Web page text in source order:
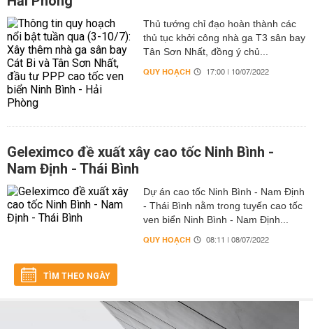
Thủ tướng chỉ đạo hoàn thành các
thủ tục khởi công nhà ga T3 sân bay
Tân Sơn Nhất, đồng ý chủ...
QUY HOẠCH 17:00 | 10/07/2022
Geleximco đề xuất xây cao tốc Ninh Bình -
Nam Định - Thái Bình
Dự án cao tốc Ninh Bình - Nam Định
- Thái Bình nằm trong tuyến cao tốc
ven biển Ninh Bình - Nam Định...
QUY HOẠCH 08:11 | 08/07/2022
TÌM THEO NGÀY